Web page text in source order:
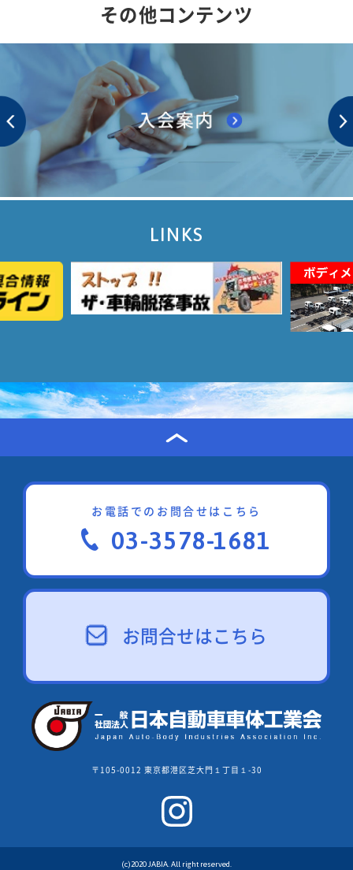
くば市等で公道実証実験事業を行っているとこ
ろです。
本改正は、公道実証実験事業の全国展開が可
能となるよう、関係省令、告示、通達につい
て、所用の改正等を行うものです。なお、改正
等を行う省令、告示、通達は以下のとおりで
① 道路運送車両の保安基準（第67条）
② 道路運送車両法施行規則（第54条）
③ 国土交通大臣の指定する特殊な構造を有
④ 道路運送車両の保安基準第55条第1項、
第56条第1項及び第57条第1項に規定する国土
交通大臣が告示で定め
⑤ 国土交通省関係構造改革特別区域法第2
条第3項に規定する告示の特例に関する措置及
定事業について定める告示（第2 ～
⑥ 大型特殊自動車又は小型特殊自動車に該
当する自動車の判断基準について（依命通達）
(2)新設
① 道路運送車両の保安基準第67条の規定に
めるものを定める告示
その他コンテンツ
LINKS
お電話でのお問合せはこちら
03-3578-1681
お問合せはこちら
〒105-0012 東京都港区芝大門１丁目１-30
(c)2020 JABIA. All right reserved.